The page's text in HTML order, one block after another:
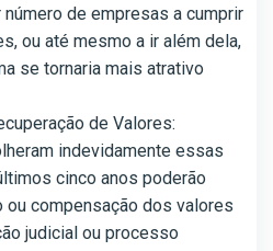
número de empresas a cumprir
ou até mesmo a ir além dela,
se tornaria mais atrativo
de Valores:
indevidamente essas
cinco anos poderão
ou compensação dos valores
judicial ou processo